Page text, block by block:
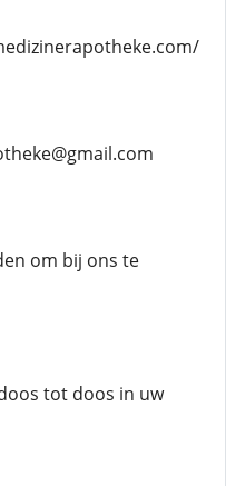
om bij ons te
tot doos in uw